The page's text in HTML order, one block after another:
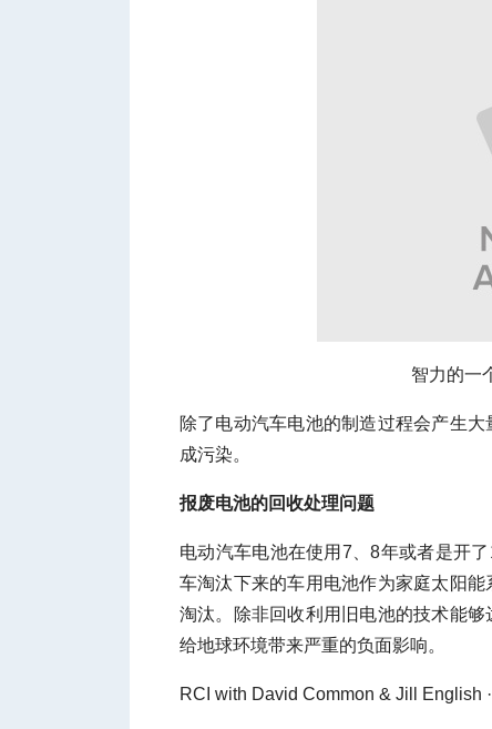
智力的一
除了电动汽车电池的制造过程会产生
成污染。
报废电池的回收处理问题
电动汽车电池在使用7、8年或者是开
车淘汰下来的车用电池作为家庭太阳
淘汰。除非回收利用旧电池的技术能
给地球环境带来严重的负面影响。
RCI with David Common & Jill English